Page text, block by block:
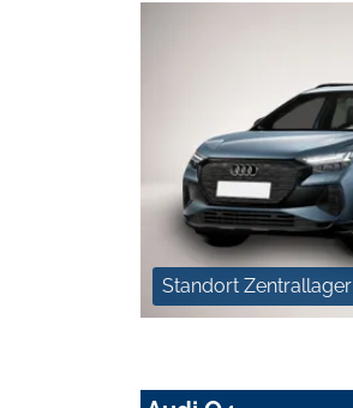
Standort Zentrallager